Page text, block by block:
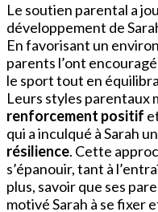
Le soutien parental a
développement de
En favorisant un
parents l’ont
le sport tout en
Leurs styles parentaux
renforcement positif
qui a inculqué à Sarah
résilience. Cette
s’épanouir, tant à
plus, savoir que ses
motivé Sarah à se fixer